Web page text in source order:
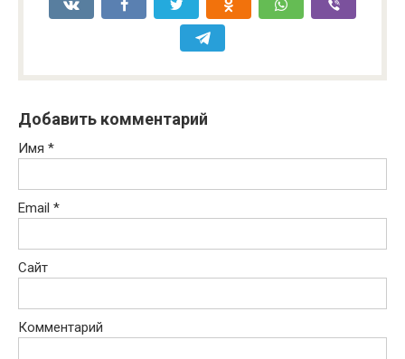
Добавить комментарий
Имя *
Email *
Сайт
Комментарий